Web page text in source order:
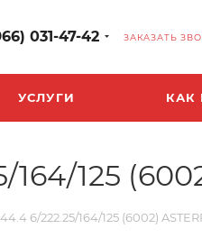
031-47-42 ЗАКАЗАТЬ
УСЛУГИ КАК
164/125
6/222.25/164/125 (6002)